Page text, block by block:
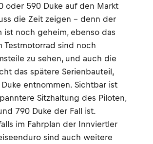
oder 590 Duke auf den Markt
die Zeit zeigen - denn der
ist noch geheim, ebenso das
Testmotorrad sind noch
zu sehen, und auch die
das spätere Serienbauteil,
entnommen. Sichtbar ist
Sitzhaltung des Piloten,
790 Duke der Fall ist.
im Fahrplan der Innviertler
sind auch weitere